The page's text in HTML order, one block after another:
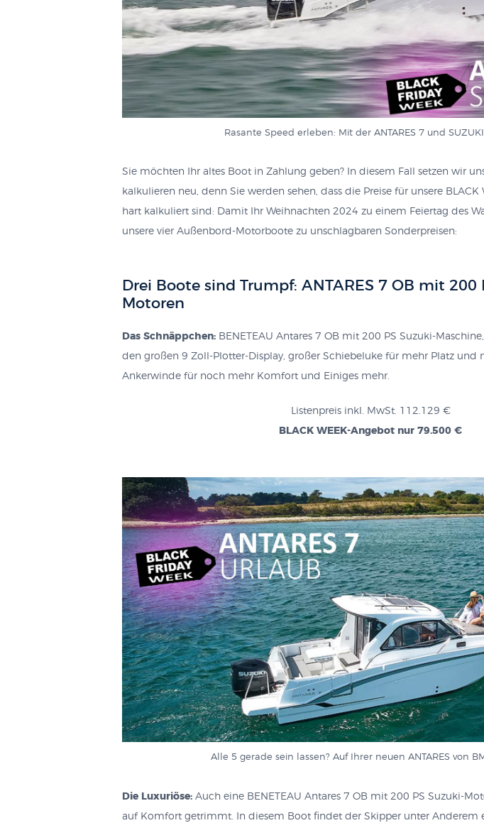
Rasante Speed erleben: Mit der ANTARES 7 und
Sie möchten Ihr altes Boot in Zahlung geben? In diesem Fall setzen wir
kalkulieren neu, denn Sie werden sehen, dass die Preise für unsere
hart kalkuliert sind: Damit Ihr Weihnachten 2024 zu einem Feiertag des
unsere vier Außenbord-Motorboote zu unschlagbaren Sonderpreisen:
Drei Boote sind Trumpf: ANTARES 7 OB mit 200
Motoren
Das Schnäppchen: BENETEAU Antares 7 OB mit 200 PS Suzuki-
den großen 9 Zoll-Plotter-Display, großer Schiebeluke für mehr Platz und
Ankerwinde für noch mehr Komfort und Einiges mehr.
Listenpreis inkl. MwSt. 112.129 €
BLACK WEEK-Angebot nur 79.500 €
Alle 5 gerade sein lassen? Auf Ihrer neuen ANTARES von
Die Luxuriöse: Auch eine BENETEAU Antares 7 OB mit 200 PS Suzuki-
auf Komfort getrimmt. In diesem Boot findet der Skipper unter Anderem